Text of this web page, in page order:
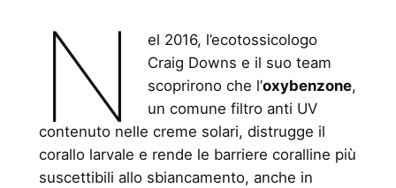
N
el 2016, l’ecotossicologo
Craig Downs e il suo team
scoprirono che l’oxybenzone,
un comune filtro anti UV
contenuto nelle creme solari, distrugge il
corallo larvale e rende le barriere coralline più
suscettibili allo sbiancamento, anche in